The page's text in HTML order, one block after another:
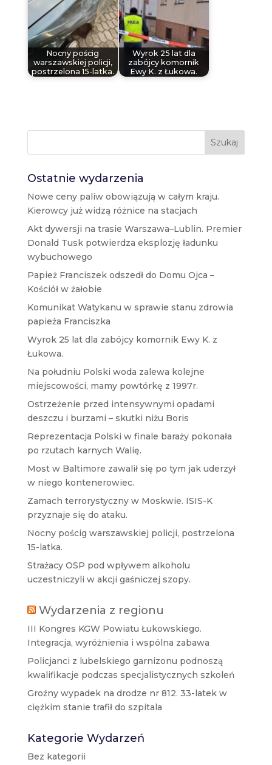
Nocny pościg
warszawskiej policji,
postrzelona 15-latka.
Wyrok 25 lat dla
zabójcy komornik
Ewy K. z Łukowa.
Szukaj
Ostatnie wydarzenia
Nowe ceny paliw obowiązują w całym kraju.
Kierowcy już widzą różnice na stacjach
Akt dywersji na trasie Warszawa–Lublin. Premier
Donald Tusk potwierdza eksplozję ładunku
wybuchowego
Papież Franciszek odszedł do Domu Ojca –
Kościół w żałobie
Komunikat Watykanu w sprawie stanu zdrowia
papieża Franciszka
Wyrok 25 lat dla zabójcy komornik Ewy K. z
Łukowa.
Na południu Polski woda zalewa kolejne
miejscowości, mamy powtórkę z 1997r.
Ostrzeżenie przed intensywnymi opadami
deszczu i burzami – skutki niżu Boris
Reprezentacja Polski w finale baraży pokonała
po rzutach karnych Walię.
Most w Baltimore zawalił się po tym jak uderzył
w niego kontenerowiec.
Zamach terrorystyczny w Moskwie. ISIS-K
przyznaje się do ataku.
Nocny pościg warszawskiej policji, postrzelona
15-latka.
Strażacy OSP pod wpływem alkoholu
uczestniczyli w akcji gaśniczej szopy.
Wydarzenia z regionu
III Kongres KGW Powiatu Łukowskiego.
Integracja, wyróżnienia i wspólna zabawa
Policjanci z lubelskiego garnizonu podnoszą
kwalifikacje podczas specjalistycznych szkoleń
Groźny wypadek na drodze nr 812. 33-latek w
ciężkim stanie trafił do szpitala
Kategorie Wydarzeń
Bez kategorii